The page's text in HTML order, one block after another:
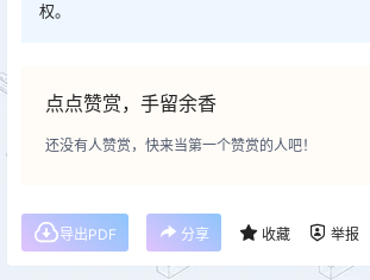
权。
点点赞赏，手留余香
还没有人赞赏，快来当第一个赞赏的人吧！
导出PDF 分享 收藏 举报